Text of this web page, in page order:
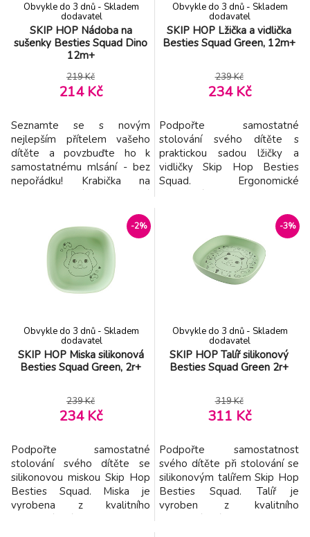
SKIP HOP Nádoba na
sušenky Besties Squad Dino
12m+
Obvykle do 3 dnů - Skladem
dodavatel
219 Kč
214 Kč
Seznamte se s novým
nejlepším přítelem vašeho
dítěte a povzbuďte ho k
samostatnému mlsání - bez
nepořádku! Krabička na
svačinek jako piškoty nebo
sušenky a pro extra zábavu
má roztomilý zvířecí obličej.
Snadno uchopitelná rukojeť je
ideální pro malé ručičky a
víčko se zacvakávacím u
SKIP HOP Lžička a vidlička
Besties Squad Green, 12m+
Obvykle do 3 dnů - Skladem
dodavatel
239 Kč
234 Kč
Podpořte samostatné
stolování svého dítěte s
praktickou sadou lžičky a
vidličky Skip Hop Besties
Squad. Ergonomické
pohodlně držely v malých
dětských ručičkách a
usnadnily první pokusy o
samostatné krmení. Chytrá
konstrukce se zvýšenou
-2%
SKIP HOP Miska silikonová
Besties Squad Green, 2r+
Obvykle do 3 dnů - Skladem
dodavatel
239 Kč
234 Kč
Podpořte samostatné
stolování svého dítěte se
silikonovou miskou Skip Hop
Besties Squad. Miska je
vyrobena z kvalitního
-3%
SKIP HOP Talíř silikonový
Besties Squad Green 2r+
Obvykle do 3 dnů - Skladem
dodavatel
319 Kč
311 Kč
Podpořte samostatnost
svého dítěte při stolování se
silikonovým talířem Skip Hop
Besties Squad. Talíř je
vyroben z kvalitního